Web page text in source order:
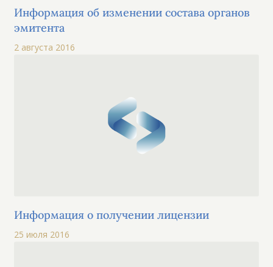
Информация об изменении состава органов
эмитента
2 августа 2016
Информация о получении лицензии
25 июля 2016